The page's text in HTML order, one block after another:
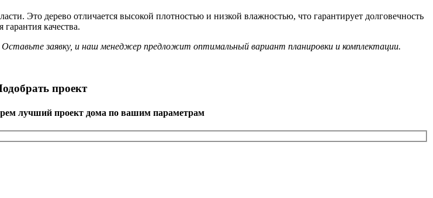
Это дерево отличается высокой плотностью и низкой влажностью, что гарантирует долговечность
качества.
заявку, и наш менеджер предложит оптимальный вариант планировки и комплектации.
проект
лучший проект дома по вашим параметрам